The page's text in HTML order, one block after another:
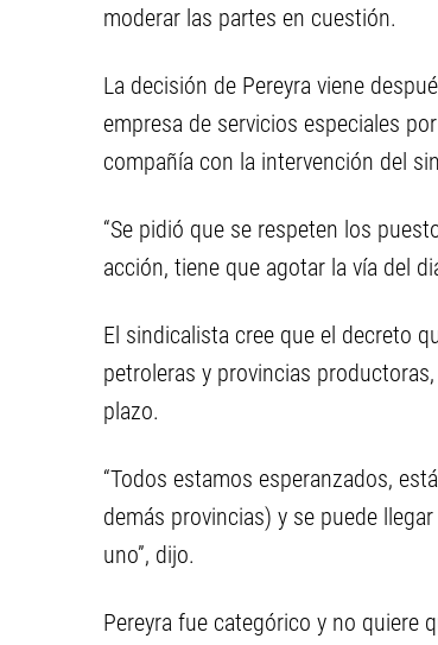
moderar las partes en cuestión.
La decisión de Pereyra viene
empresa de servicios especiales
compañía con la intervención del
“Se pidió que se respeten los
acción, tiene que agotar la vía del
El sindicalista cree que el decreto
petroleras y provincias
plazo.
“Todos estamos esperanzados,
demás provincias) y se puede
uno”, dijo.
Pereyra fue categórico y no quiere